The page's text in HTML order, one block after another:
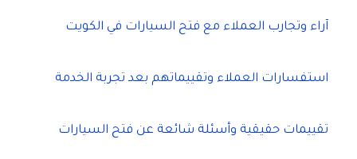
آراء وتجارب العملاء مع فتح السيارات في الكويت
استفسارات العملاء وتقييماتهم بعد تجربة الخدمة
تقييمات حقيقية وأسئلة شائعة عن فتح السيارات